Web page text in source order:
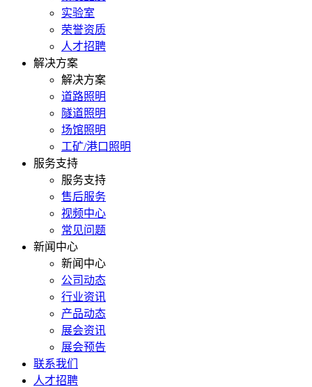
实验室
荣誉资质
人才招聘
解决方案
解决方案
道路照明
隧道照明
场馆照明
工矿/港口照明
服务支持
服务支持
售后服务
视频中心
常见问题
新闻中心
新闻中心
公司动态
行业资讯
产品动态
展会资讯
展会预告
联系我们
人才招聘